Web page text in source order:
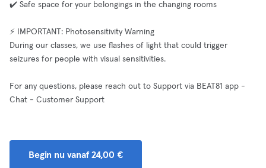
✔️ Safe space for your belongings in the changing rooms
⚡ IMPORTANT: Photosensitivity Warning
During our classes, we use flashes of light that could trigger
seizures for people with visual sensitivities.
For any questions, please reach out to Support via BEAT81 app -
Chat - Customer Support
Begin nu vanaf 24,00 €